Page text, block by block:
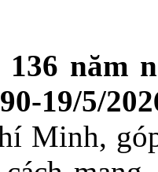
năm
19/5/
Minh,